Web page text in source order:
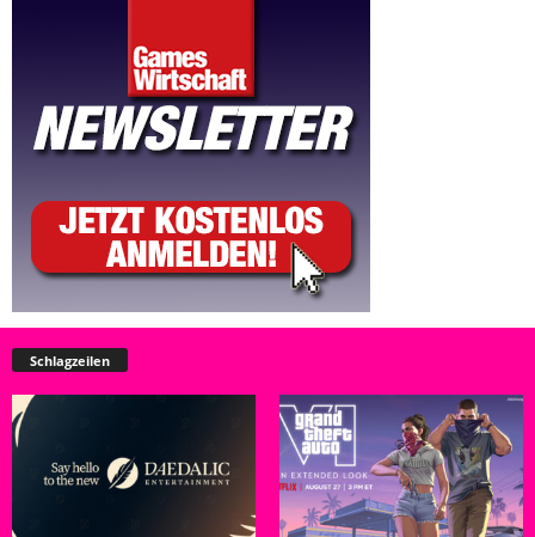
Schlagzeilen